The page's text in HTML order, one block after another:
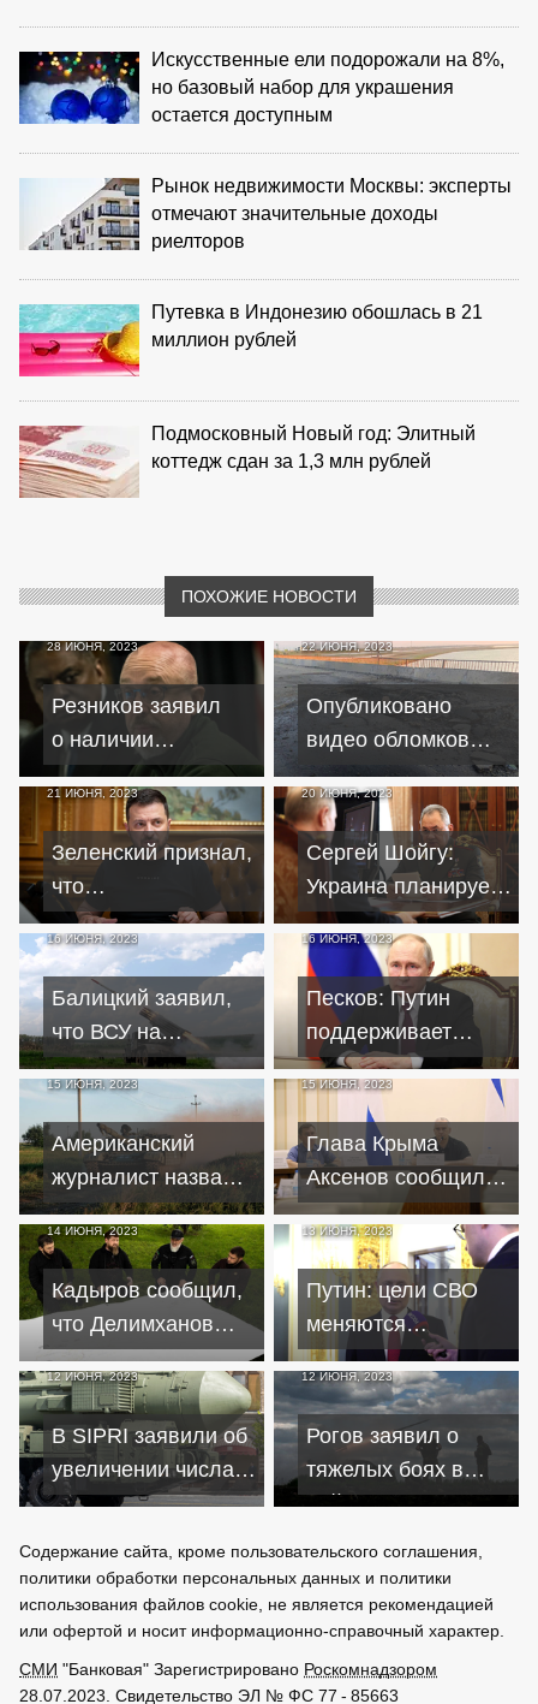
Искусственные ели подорожали на 8%,
но базовый набор для украшения
остается доступным
Рынок недвижимости Москвы: эксперты
отмечают значительные доходы
риелторов
Путевка в Индонезию обошлась в 21
миллион рублей
Подмосковный Новый год: Элитный
коттедж сдан за 1,3 млн рублей
ПОХОЖИЕ НОВОСТИ
28 ИЮНЯ, 2023
Резников заявил
о наличии
у Украины резервов
с танками и
бронетехникой
22 ИЮНЯ, 2023
Опубликовано
видео обломков
ракет Storm
Shadow, ударивших
по мосту в Крыму
21 ИЮНЯ, 2023
Зеленский признал,
что
контрнаступление
идет медленнее,
чем хотелось бы
20 ИЮНЯ, 2023
Сергей Шойгу:
Украина планирует
нанести удары
по Крыму ракетами
Storm Shadow
16 ИЮНЯ, 2023
Балицкий заявил,
что ВСУ на
запорожском
фронте будут
разгромлены к
августу
16 ИЮНЯ, 2023
Песков: Путин
поддерживает
любые идеи по
урегулированию
конфликта с
Киевом
15 ИЮНЯ, 2023
Американский
журналист назвал
контрнаступление
ВСУ суицидальной
миссией
15 ИЮНЯ, 2023
Глава Крыма
Аксенов сообщил
о шести сбитых
над Крымом
беспилотниках
14 ИЮНЯ, 2023
Кадыров сообщил,
что Делимханов
"жив-здоров и даже
не ранен"
13 ИЮНЯ, 2023
Путин: цели СВО
меняются
в соответствии
с текущей
ситуацией
12 ИЮНЯ, 2023
В SIPRI заявили об
увеличении числа
развернутых
боеголовок
12 ИЮНЯ, 2023
Рогов заявил о
тяжелых боях в
районе
выступа в
Запорожье
Содержание сайта, кроме пользовательского соглашения,
политики обработки персональных данных и политики
использования файлов cookie, не является рекомендацией
или офертой и носит информационно-справочный характер.
СМИ "Банковая" Зарегистрировано Роскомнадзором
28.07.2023. Свидетельство ЭЛ № ФС 77 - 85663